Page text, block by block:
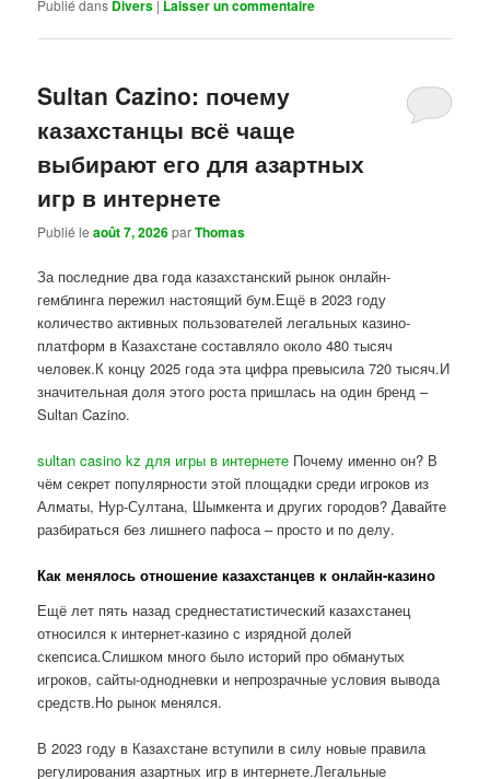
Publié dans Divers | Laisser un commentaire
Sultan Cazino: почему
казахстанцы всё чаще
выбирают его для азартных
игр в интернете
Publié leaoût 7, 2026parThomas
За последние два года казахстанский рынок онлайн-
гемблинга пережил настоящий бум.Ещё в 2023 году
количество активных пользователей легальных казино-
платформ в Казахстане составляло около 480 тысяч
человек.К концу 2025 года эта цифра превысила 720 тысяч.И
значительная доля этого роста пришлась на один бренд –
Sultan Cazino.
sultan casino kz для игры в интернете Почему именно он? В
чём секрет популярности этой площадки среди игроков из
Алматы, Нур-Султана, Шымкента и других городов? Давайте
разбираться без лишнего пафоса – просто и по делу.
Как менялось отношение казахстанцев к онлайн-казино
Ещё лет пять назад среднестатистический казахстанец
относился к интернет-казино с изрядной долей
скепсиса.Слишком много было историй про обманутых
игроков, сайты-однодневки и непрозрачные условия вывода
средств.Но рынок менялся.
В 2023 году в Казахстане вступили в силу новые правила
регулирования азартных игр в интернете.Легальные